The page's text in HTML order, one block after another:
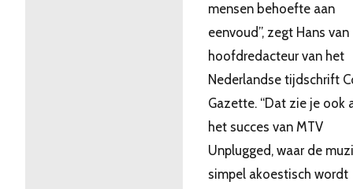
mensen behoefte aan
eenvoud”, zegt Hans van
hoofdredacteur van het
Nederlandse tijdschrift
Gazette. “Dat zie je ook
het succes van MTV
Unplugged, waar de
simpel akoestisch wordt